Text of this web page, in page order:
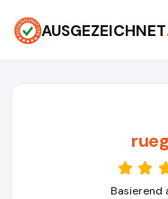
AUSGEZEICHNET
Basierend